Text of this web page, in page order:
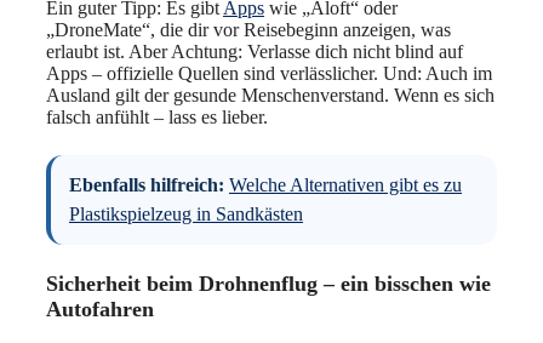
Ein guter Tipp: Es gibt Apps wie „Aloft“ oder
„DroneMate“, die dir vor Reisebeginn anzeigen, was
erlaubt ist. Aber Achtung: Verlasse dich nicht blind auf
Apps – offizielle Quellen sind verlässlicher. Und: Auch im
Ausland gilt der gesunde Menschenverstand. Wenn es sich
falsch anfühlt – lass es lieber.
Ebenfalls hilfreich: Welche Alternativen gibt es zu
Plastikspielzeug in Sandkästen
Sicherheit beim Drohnenflug – ein bisschen wie
Autofahren